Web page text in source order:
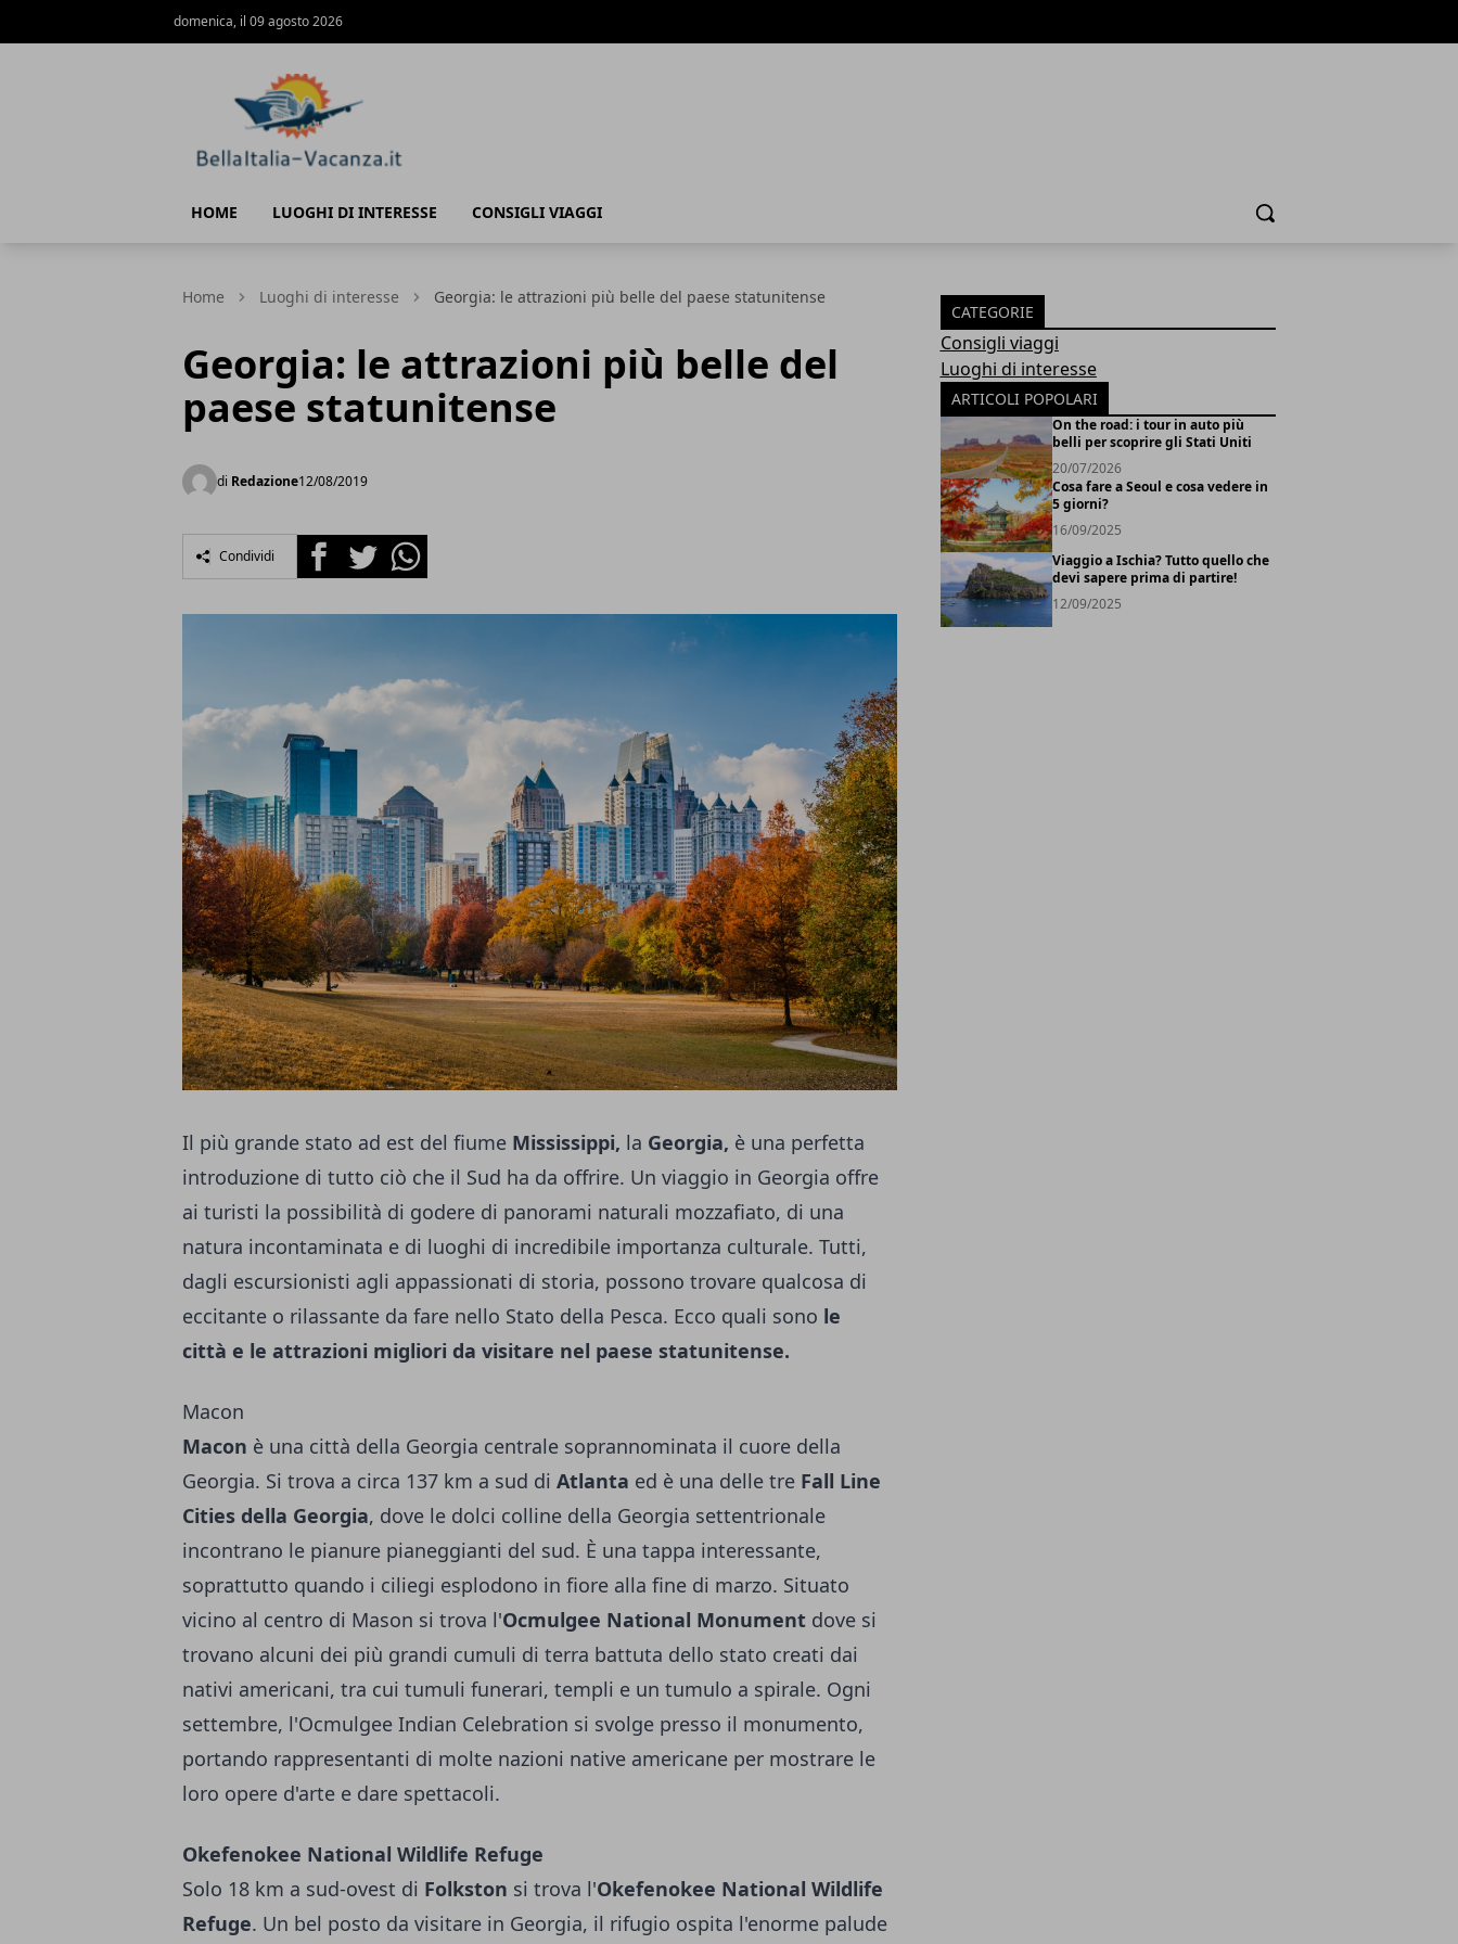
domenica, il 09 agosto 2026
HOME LUOGHI DI INTERESSE CONSIGLI VIAGGI Cerca
Home Luoghi di interesse Georgia: le attrazioni più belle del paese statunitense
Georgia: le attrazioni più belle del
paese statunitense
di Redazione12/08/2019
Condividi FacebookTwitterWhatsapp
Il più grande stato ad est del fiume Mississippi, la Georgia, è una perfetta
introduzione di tutto ciò che il Sud ha da offrire. Un viaggio in Georgia offre
ai turisti la possibilità di godere di panorami naturali mozzafiato, di una
natura incontaminata e di luoghi di incredibile importanza culturale. Tutti,
dagli escursionisti agli appassionati di storia, possono trovare qualcosa di
eccitante o rilassante da fare nello Stato della Pesca. Ecco quali sono le
città e le attrazioni migliori da visitare nel paese statunitense.
Macon
Macon è una città della Georgia centrale soprannominata il cuore della
Georgia. Si trova a circa 137 km a sud di Atlanta ed è una delle tre Fall Line
Cities della Georgia, dove le dolci colline della Georgia settentrionale
incontrano le pianure pianeggianti del sud. È una tappa interessante,
soprattutto quando i ciliegi esplodono in fiore alla fine di marzo. Situato
vicino al centro di Mason si trova l'Ocmulgee National Monument dove si
trovano alcuni dei più grandi cumuli di terra battuta dello stato creati dai
nativi americani, tra cui tumuli funerari, templi e un tumulo a spirale. Ogni
settembre, l'Ocmulgee Indian Celebration si svolge presso il monumento,
portando rappresentanti di molte nazioni native americane per mostrare le
loro opere d'arte e dare spettacoli.
Okefenokee National Wildlife Refuge
Solo 18 km a sud-ovest di Folkston si trova l'Okefenokee National Wildlife
Refuge. Un bel posto da visitare in Georgia, il rifugio ospita l'enorme palude
CATEGORIE
Consigli viaggi
Luoghi di interesse
ARTICOLI POPOLARI
On the road: i tour in auto più
belli per scoprire gli Stati Uniti
20/07/2026
Cosa fare a Seoul e cosa vedere in
5 giorni?
16/09/2025
Viaggio a Ischia? Tutto quello che
devi sapere prima di partire!
12/09/2025